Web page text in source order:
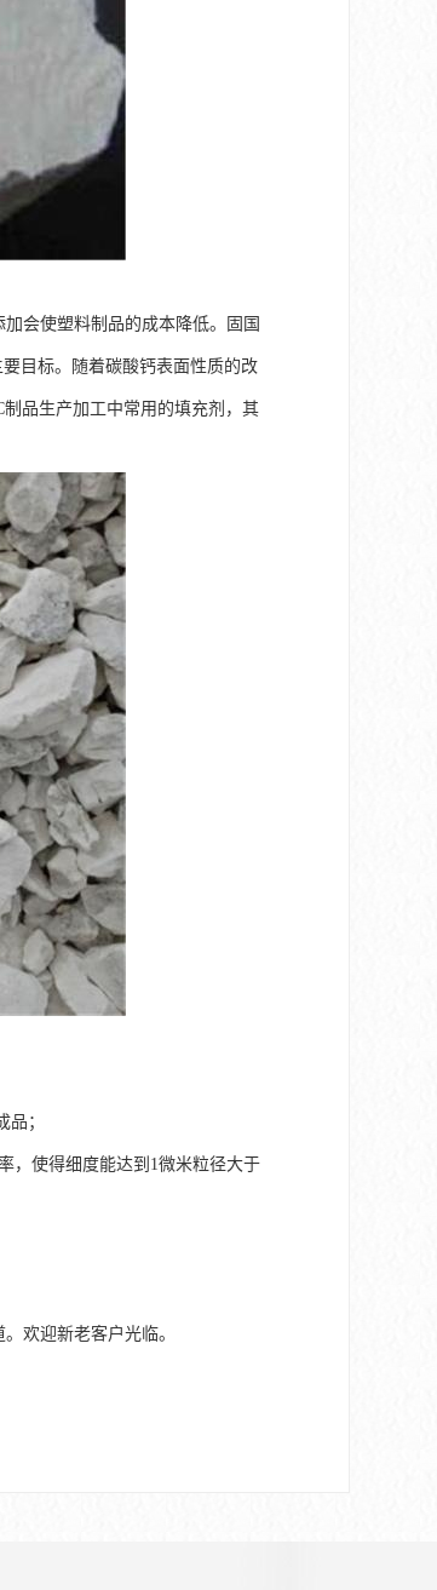
会使塑料制品的成本降低。固国
目标。随着碳酸钙表面性质的改
品生产加工中常用的填充剂，其
；
，使得细度能达到1微米粒径大于
欢迎新老客户光临。